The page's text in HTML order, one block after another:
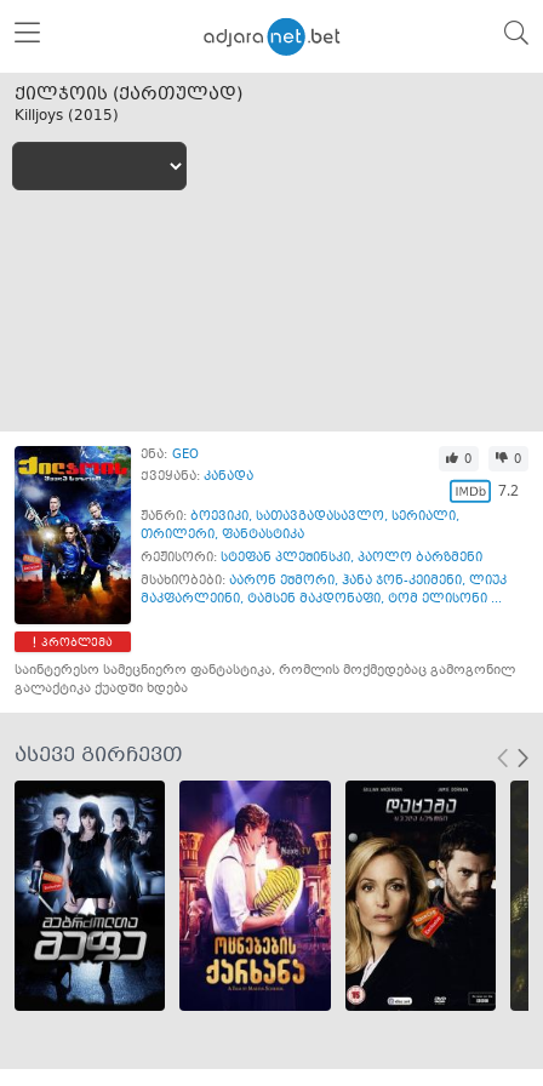
ქილჯოის (ქართულად)
Killjoys (2015)
პრობლემა
ენა: GEO
ქვეყანა: კანადა
0 0
7.2
ჟანრი: ბოევიკი, სათავგადასავლო, სერიალი,
თრილერი, ფანტასტიკა
რეჟისორი: სტეფან პლეშინსკი, პაოლო ბარზმენი
მსახიობები: აარონ ეშმორი, ჰანა ჯონ-კეიმენი, ლიუკ
მაკფარლეინი, ტამსენ მაკდონაფი, ტომ ელისონი ...
საინტერესო სამეცნიერო ფანტასტიკა, რომლის მოქმედებაც გამოგონილ
გალაქტიკა ქუადში ხდება
ასევე გირჩევთ